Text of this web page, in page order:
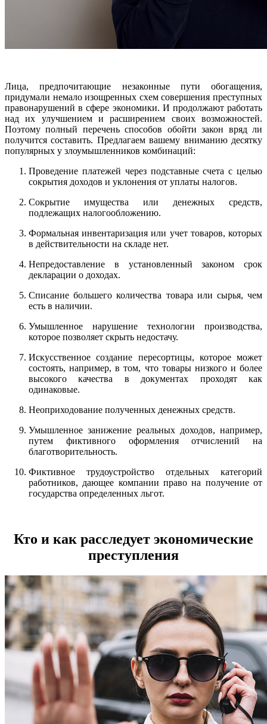
Лица, предпочитающие незаконные пути обогащения,
придумали немало изощренных схем совершения преступных
правонарушений в сфере экономики. И продолжают работать
над их улучшением и расширением своих возможностей.
Поэтому полный перечень способов обойти закон вряд ли
получится составить. Предлагаем вашему вниманию десятку
популярных у злоумышленников комбинаций:
Проведение платежей через подставные счета с целью
сокрытия доходов и уклонения от уплаты налогов.
Сокрытие имущества или денежных средств,
подлежащих налогообложению.
Формальная инвентаризация или учет товаров, которых
в действительности на складе нет.
Непредоставление в установленный законом срок
декларации о доходах.
Списание большего количества товара или сырья, чем
есть в наличии.
Умышленное нарушение технологии производства,
которое позволяет скрыть недостачу.
Искусственное создание пересортицы, которое может
состоять, например, в том, что товары низкого и более
высокого качества в документах проходят как
одинаковые.
Неоприходование полученных денежных средств.
Умышленное занижение реальных доходов, например,
путем фиктивного оформления отчислений на
благотворительность.
Фиктивное трудоустройство отдельных категорий
работников, дающее компании право на получение от
государства определенных льгот.
Кто и как расследует экономические
преступления